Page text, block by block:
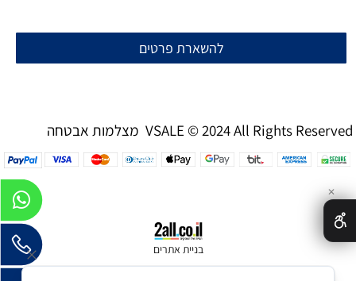
להשארת פרטים
מצלמות אבטחה VSALE © 2024 All Rights Reserved
בניית אתרים
✕